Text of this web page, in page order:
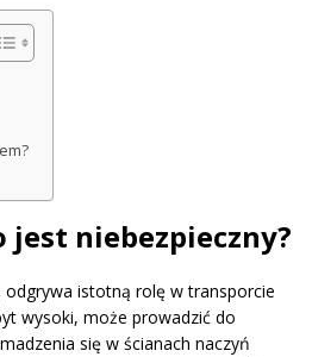
jest niebezpieczny?
istotną rolę w transporcie
wysoki, może prowadzić do
się w ścianach naczyń